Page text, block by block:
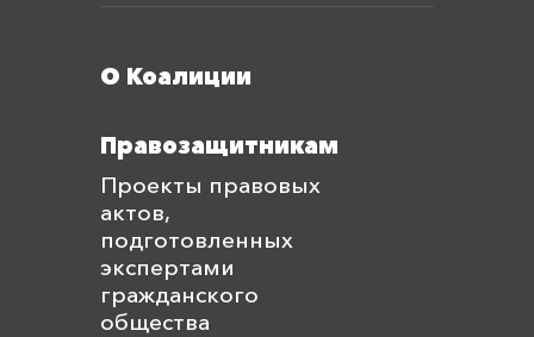
О Коалиции
Правозащитникам
Проекты правовых
актов,
подготовленных
экспертами
гражданского
общества